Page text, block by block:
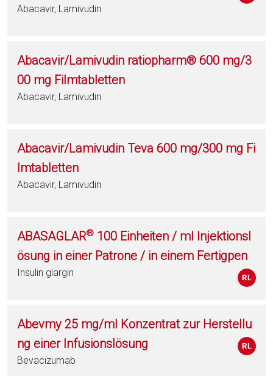
Abacavir, Lamivudin
Abacavir/Lamivudin ratiopharm® 600 mg/3
00 mg Filmtabletten
Abacavir, Lamivudin
Abacavir/Lamivudin Teva 600 mg/300 mg Fi
lmtabletten
Abacavir, Lamivudin
ABASAGLAR® 100 Einheiten / ml Injektionsl
ösung in einer Patrone / in einem Fertigpen
Insulin glargin
Abevmy 25 mg/ml Konzentrat zur Herstellu
ng einer Infusionslösung
Bevacizumab